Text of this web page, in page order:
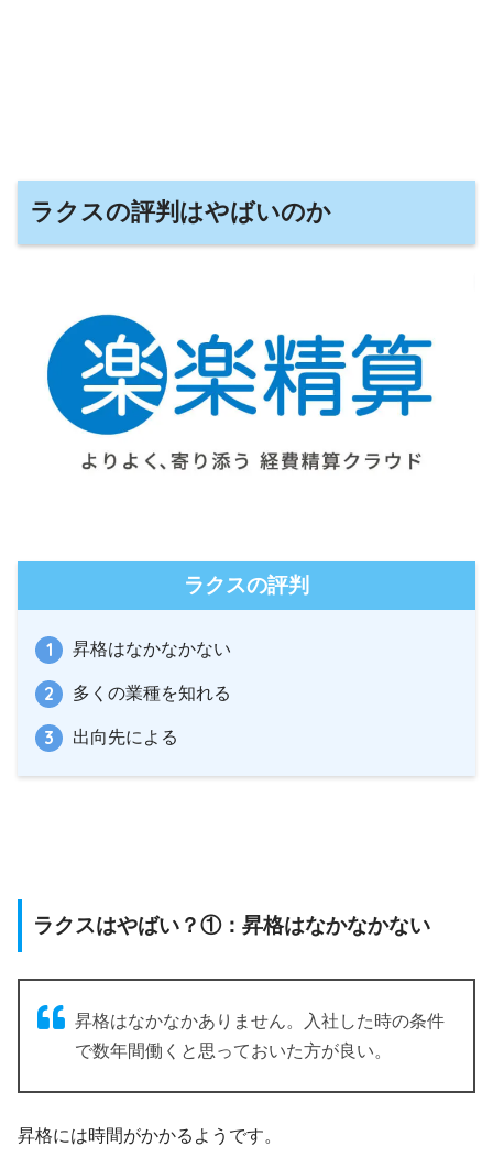
ラクスの評判はやばいのか
ラクスの評判
昇格はなかなかない
多くの業種を知れる
出向先による
ラクスはやばい？①：昇格はなかなかない
昇格はなかなかありません。入社した時の条件
で数年間働くと思っておいた方が良い。
昇格には時間がかかるようです。